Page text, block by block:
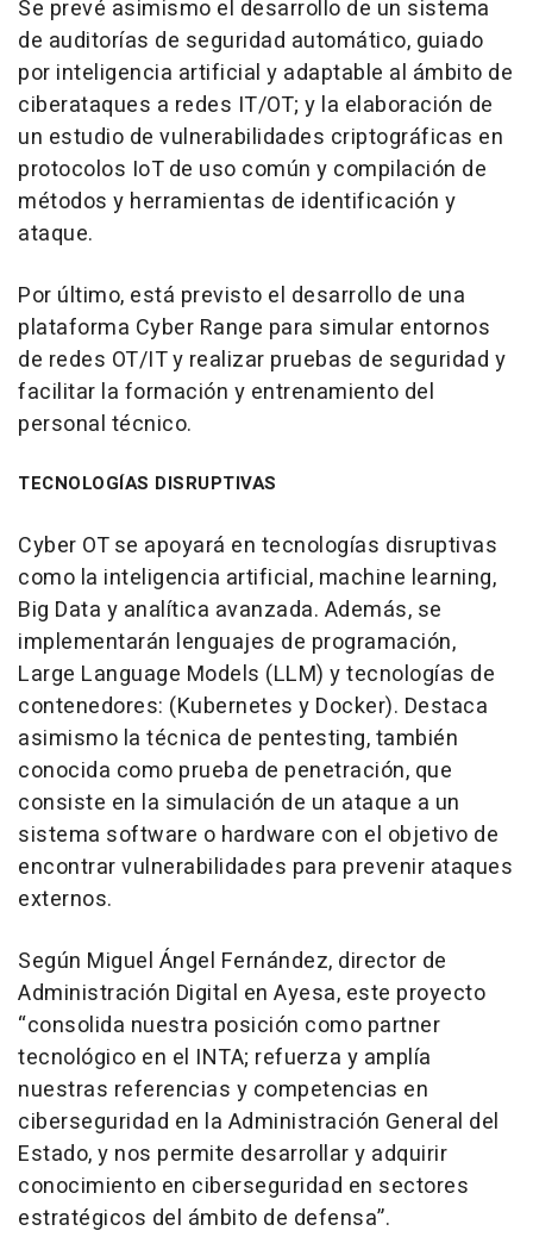
Se prevé asimismo el desarrollo de un sistema
de auditorías de seguridad automático, guiado
por inteligencia artificial y adaptable al ámbito de
ciberataques a redes IT/OT; y la elaboración de
un estudio de vulnerabilidades criptográficas en
protocolos IoT de uso común y compilación de
métodos y herramientas de identificación y
ataque.
Por último, está previsto el desarrollo de una
plataforma Cyber Range para simular entornos
de redes OT/IT y realizar pruebas de seguridad y
facilitar la formación y entrenamiento del
personal técnico.
TECNOLOGÍAS DISRUPTIVAS
Cyber OT se apoyará en tecnologías disruptivas
como la inteligencia artificial, machine learning,
Big Data y analítica avanzada. Además, se
implementarán lenguajes de programación,
Large Language Models (LLM) y tecnologías de
contenedores: (Kubernetes y Docker). Destaca
asimismo la técnica de pentesting, también
conocida como prueba de penetración, que
consiste en la simulación de un ataque a un
sistema software o hardware con el objetivo de
encontrar vulnerabilidades para prevenir ataques
externos.
Según Miguel Ángel Fernández, director de
Administración Digital en Ayesa, este proyecto
“consolida nuestra posición como partner
tecnológico en el INTA; refuerza y amplía
nuestras referencias y competencias en
ciberseguridad en la Administración General del
Estado, y nos permite desarrollar y adquirir
conocimiento en ciberseguridad en sectores
estratégicos del ámbito de defensa”.